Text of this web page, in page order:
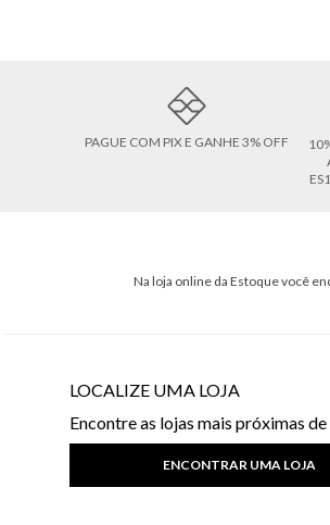
PAGUE COM PIX E GANHE 3% OFF
Na loja online da Estoque você
LOCALIZE UMA LOJA
Encontre as lojas mais próximas
ENCONTRAR UMA LOJA